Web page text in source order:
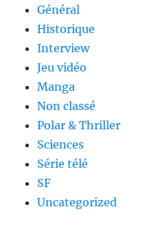
Général
Historique
Interview
Jeu vidéo
Manga
Non classé
Polar & Thriller
Sciences
Série télé
SF
Uncategorized